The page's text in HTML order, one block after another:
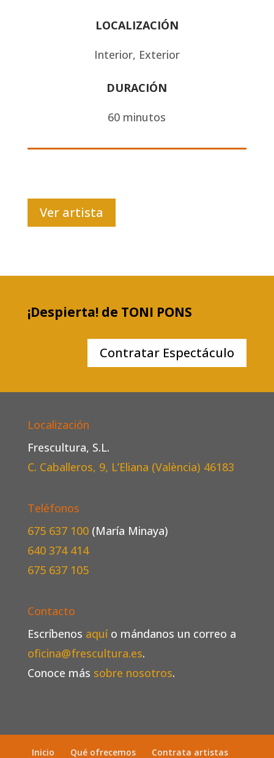
LOCALIZACIÓN
Interior, Exterior
DURACIÓN
60 minutos
Ver artista
¡Despierta! de TONI PONS
Contratar Espectáculo
Localización
Frescultura, S.L.
C. Caballeros, 9, L’Eliana (València) 46183
Teléfonos
675 637 100 (María Minaya)
640 374 414
675 637 105
Contacto
Escríbenos aquío mándanos un correo a
oficina@frescultura.es.
Conoce más sobre nosotros.
Inicio Qué ofrecemos Contrata artistas